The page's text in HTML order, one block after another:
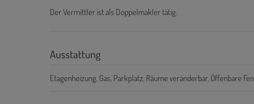
Der Vermittler ist als Doppelmakler tätig.
Ausstattung
Etagenheizung Gas Parkplatz Räume veränderbar Öffenbare